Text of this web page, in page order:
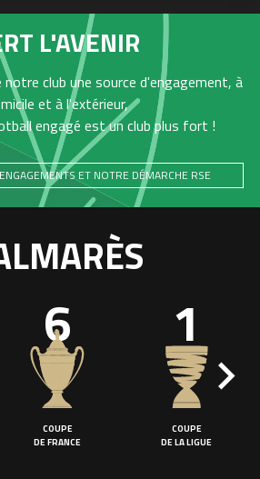
L'AVENIR
club une source d'engagement, à
et à l'extérieur,
engagé est un club plus fort !
ET NOTRE DÉMARCHE RSE
6
COUPE
DE FRANCE
1
COUPE
DE LA LIGUE